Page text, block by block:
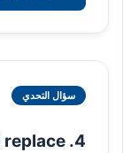
سؤال التحدي
replace